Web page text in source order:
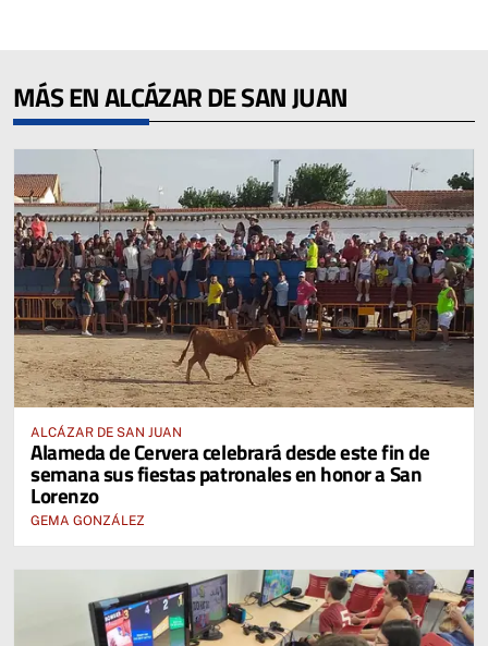
MÁS EN ALCÁZAR DE SAN JUAN
ALCÁZAR DE SAN JUAN
Alameda de Cervera celebrará desde este fin de
semana sus fiestas patronales en honor a San
Lorenzo
GEMA GONZÁLEZ